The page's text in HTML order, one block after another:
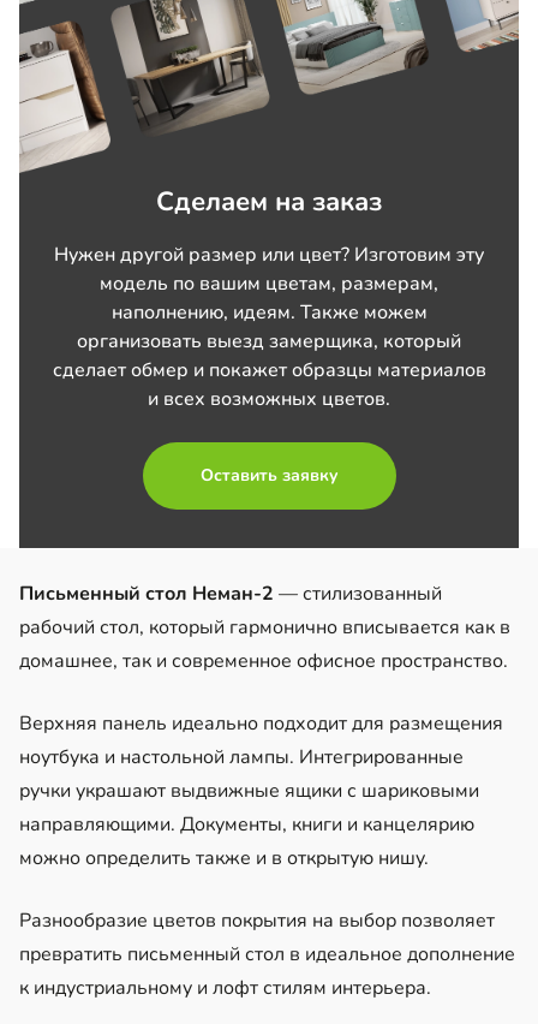
Сделаем на заказ
Нужен другой размер или цвет? Изготовим эту
модель по вашим цветам, размерам,
наполнению, идеям. Также можем
организовать выезд замерщика, который
сделает обмер и покажет образцы материалов
и всех возможных цветов.
Оставить заявку
Письменный стол Неман-2 — стилизованный
рабочий стол, который гармонично вписывается как в
домашнее, так и современное офисное пространство.
Верхняя панель идеально подходит для размещения
ноутбука и настольной лампы. Интегрированные
ручки украшают выдвижные ящики с шариковыми
направляющими. Документы, книги и канцелярию
можно определить также и в открытую нишу.
Разнообразие цветов покрытия на выбор позволяет
превратить письменный стол в идеальное дополнение
к индустриальному и лофт стилям интерьера.